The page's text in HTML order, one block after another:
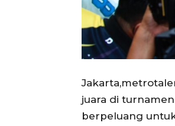
juara di
berpeluang